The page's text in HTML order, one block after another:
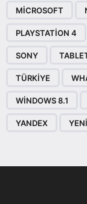
MICROSOFT
PLAYSTATION 4
SONY
TÜRKIYE
WINDOWS 8.1
YANDEX YENI